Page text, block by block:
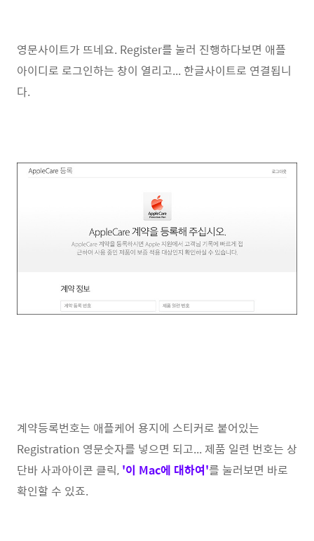
영문사이트가 뜨네요. Register를 눌러 진행하다보면 애플
아이디로 로그인하는 창이 열리고... 한글사이트로 연결됩니
다.
계약등록번호는 애플케어 용지에 스티커로 붙어있는
Registration 영문숫자를 넣으면 되고... 제품 일련 번호는 상
단바 사과아이콘 클릭, '이 Mac에 대하여'를 눌러보면 바로
확인할 수 있죠.